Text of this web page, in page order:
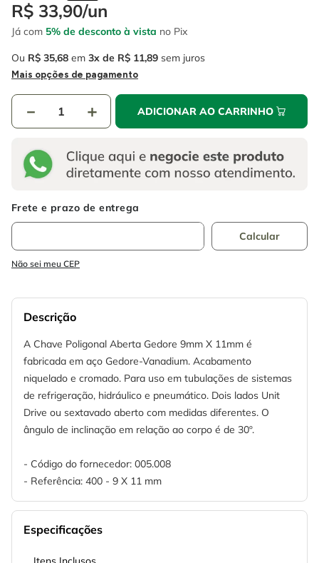
R$ 33,90/un
Já com 5% de desconto à vista no Pix
Ou R$ 35,68 em 3 R$ 11,89 sem juros
Mais opções de pagamento
＋
－ ADICIONAR AO CARRINHO
Não sei meu CEP
Descrição
A Chave Poligonal Aberta Gedore 9mm X 11mm é
fabricada em aço Gedore-Vanadium. Acabamento
niquelado e cromado. Para uso em tubulações de sistemas
de refrigeração, hidráulico e pneumático. Dois lados Unit
Drive ou sextavado aberto com medidas diferentes. O
ângulo de inclinação em relação ao corpo é de 30º.
- Código do fornecedor: 005.008
- Referência: 400 - 9 X 11 mm
Especificações
6 º serra copo
7º luva
8º fio
alicate
º escada
º serra circular
º serra copo
fio
alicate